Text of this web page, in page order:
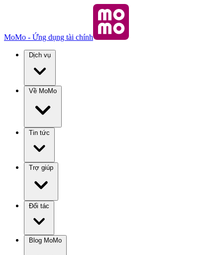
MoMo - Ứng dụng tài chính
Dịch vụ
Về MoMo
Tin tức
Trợ giúp
Đối tác
Blog MoMo